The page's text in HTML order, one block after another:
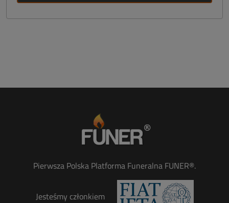
Pierwsza Polska Platforma Funeralna FUNER®.
Jesteśmy członkiem